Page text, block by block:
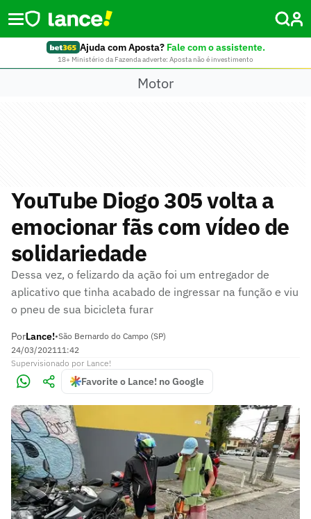
Ajuda com Aposta? Fale com o assistente.
18+ Ministério da Fazenda adverte: Aposta não é investimento
Motor
YouTube Diogo 305 volta a
emocionar fãs com vídeo de
solidariedade
Dessa vez, o felizardo da ação foi um entregador de
aplicativo que tinha acabado de ingressar na função e viu
o pneu de sua bicicleta furar
PorLance!•São Bernardo do Campo (SP)
24/03/202111:42
Supervisionado por Lance!
Favorite o Lance! no Google